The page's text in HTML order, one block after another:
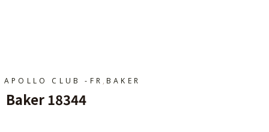
APOLLO CLUB -FR , BAKER
Baker 18344